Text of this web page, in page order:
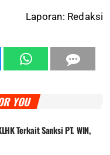
Laporan: Redaksi
YOU
Terkait Sanksi PT. WIN,